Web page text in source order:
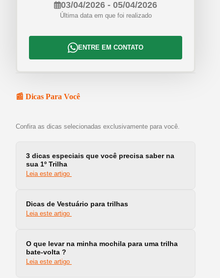
03/04/2026 - 05/04/2026
Última data em que foi realizado
ENTRE EM CONTATO
📰 Dicas Para Você
Confira as dicas selecionadas exclusivamente para você.
3 dicas especiais que você precisa saber na
sua 1º Trilha
Leia este artigo
Dicas de Vestuário para trilhas
Leia este artigo
O que levar na minha mochila para uma trilha
bate-volta ?
Leia este artigo